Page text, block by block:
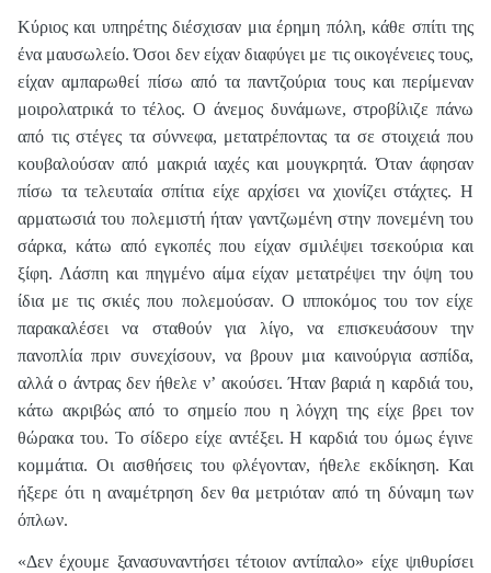
Κύριος και υπηρέτης διέσχισαν μια έρημη πόλη, κάθε σπίτι της
ένα μαυσωλείο. Όσοι δεν είχαν διαφύγει με τις οικογένειες τους,
είχαν αμπαρωθεί πίσω από τα παντζούρια τους και περίμεναν
μοιρολατρικά το τέλος. Ο άνεμος δυνάμωνε, στροβίλιζε πάνω
από τις στέγες τα σύννεφα, μετατρέποντας τα σε στοιχειά που
κουβαλούσαν από μακριά ιαχές και μουγκρητά. Όταν άφησαν
πίσω τα τελευταία σπίτια είχε αρχίσει να χιονίζει στάχτες. Η
αρματωσιά του πολεμιστή ήταν γαντζωμένη στην πονεμένη του
σάρκα, κάτω από εγκοπές που είχαν σμιλέψει τσεκούρια και
ξίφη. Λάσπη και πηγμένο αίμα είχαν μετατρέψει την όψη του
ίδια με τις σκιές που πολεμούσαν. Ο ιπποκόμος του τον είχε
παρακαλέσει να σταθούν για λίγο, να επισκευάσουν την
πανοπλία πριν συνεχίσουν, να βρουν μια καινούργια ασπίδα,
αλλά ο άντρας δεν ήθελε ν’ ακούσει. Ήταν βαριά η καρδιά του,
κάτω ακριβώς από το σημείο που η λόγχη της είχε βρει τον
θώρακα του. Το σίδερο είχε αντέξει. Η καρδιά του όμως έγινε
κομμάτια. Οι αισθήσεις του φλέγονταν, ήθελε εκδίκηση. Και
ήξερε ότι η αναμέτρηση δεν θα μετριόταν από τη δύναμη των
όπλων.
«Δεν έχουμε ξανασυναντήσει τέτοιον αντίπαλο» είχε ψιθυρίσει